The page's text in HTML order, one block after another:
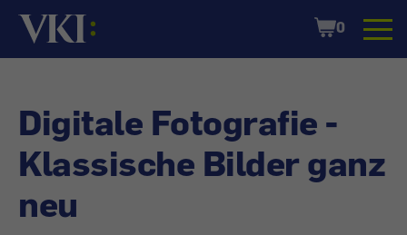
Startseite
Shopping
Cart
0
Digitale Fotografie -
Klassische Bilder ganz
neu